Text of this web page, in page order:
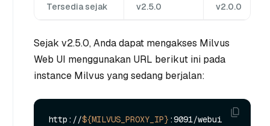
Tersedia sejak v2.5.0 v2.0.0
Sejak v2.5.0, Anda dapat mengakses Milvus
Web UI menggunakan URL berikut ini pada
instance Milvus yang sedang berjalan:
http://${MILVUS_PROXY_IP}